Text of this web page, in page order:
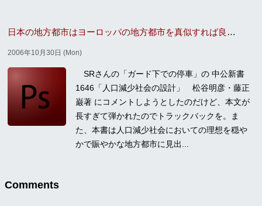
日本の地方都市はヨーロッパの地方都市を真似すれば良いと思う
2006年10月30日 (Mon)
SRさんの「ガード下での停車」の 中公新書
1646「人口減少社会の設計」 松谷明彦・藤正
巌著 にコメントしようとしたのだけど、本文が
長すぎて弾かれたのでトラックバックを。ま
た、本書は人口減少社会においての理想を穏や
かで賑やかな地方都市に見出...
Comments